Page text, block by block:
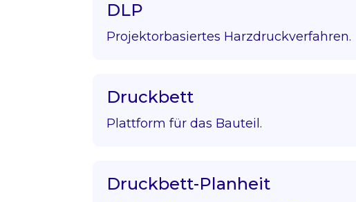
DLP
Projektorbasiertes Harzdruckverfahren.
Druckbett
Plattform für das Bauteil.
Druckbett-Planheit